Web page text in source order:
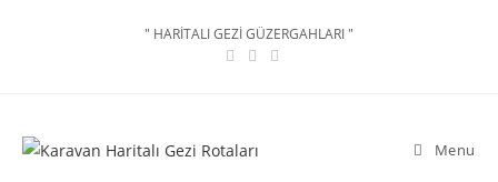
" HARİTALI GEZİ GÜZERGAHLARI "
Menu